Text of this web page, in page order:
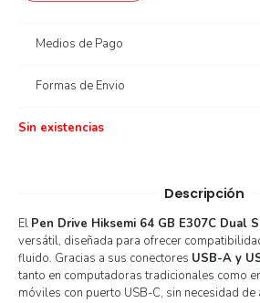
Medios de Pago
Formas de Envio
Sin existencias
Descripción
El Pen Drive Hiksemi 64 GB E307C Dual
versátil, diseñada para ofrecer
fluido. Gracias a sus conectores USB-A y
tanto en computadoras tradicionales como
móviles con puerto USB-C, sin necesidad